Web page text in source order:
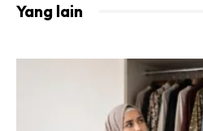
Yang lain